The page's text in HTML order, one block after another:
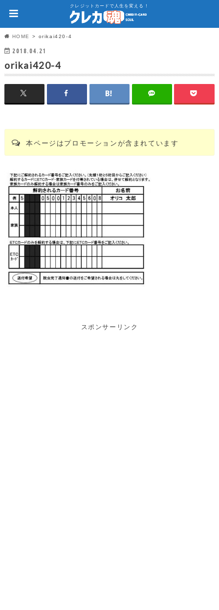
クレジットカードで人生を変える！
HOME orikai420-4
2018.04.21
orikai420-4
本ページはプロモーションが含まれています
スポンサーリンク